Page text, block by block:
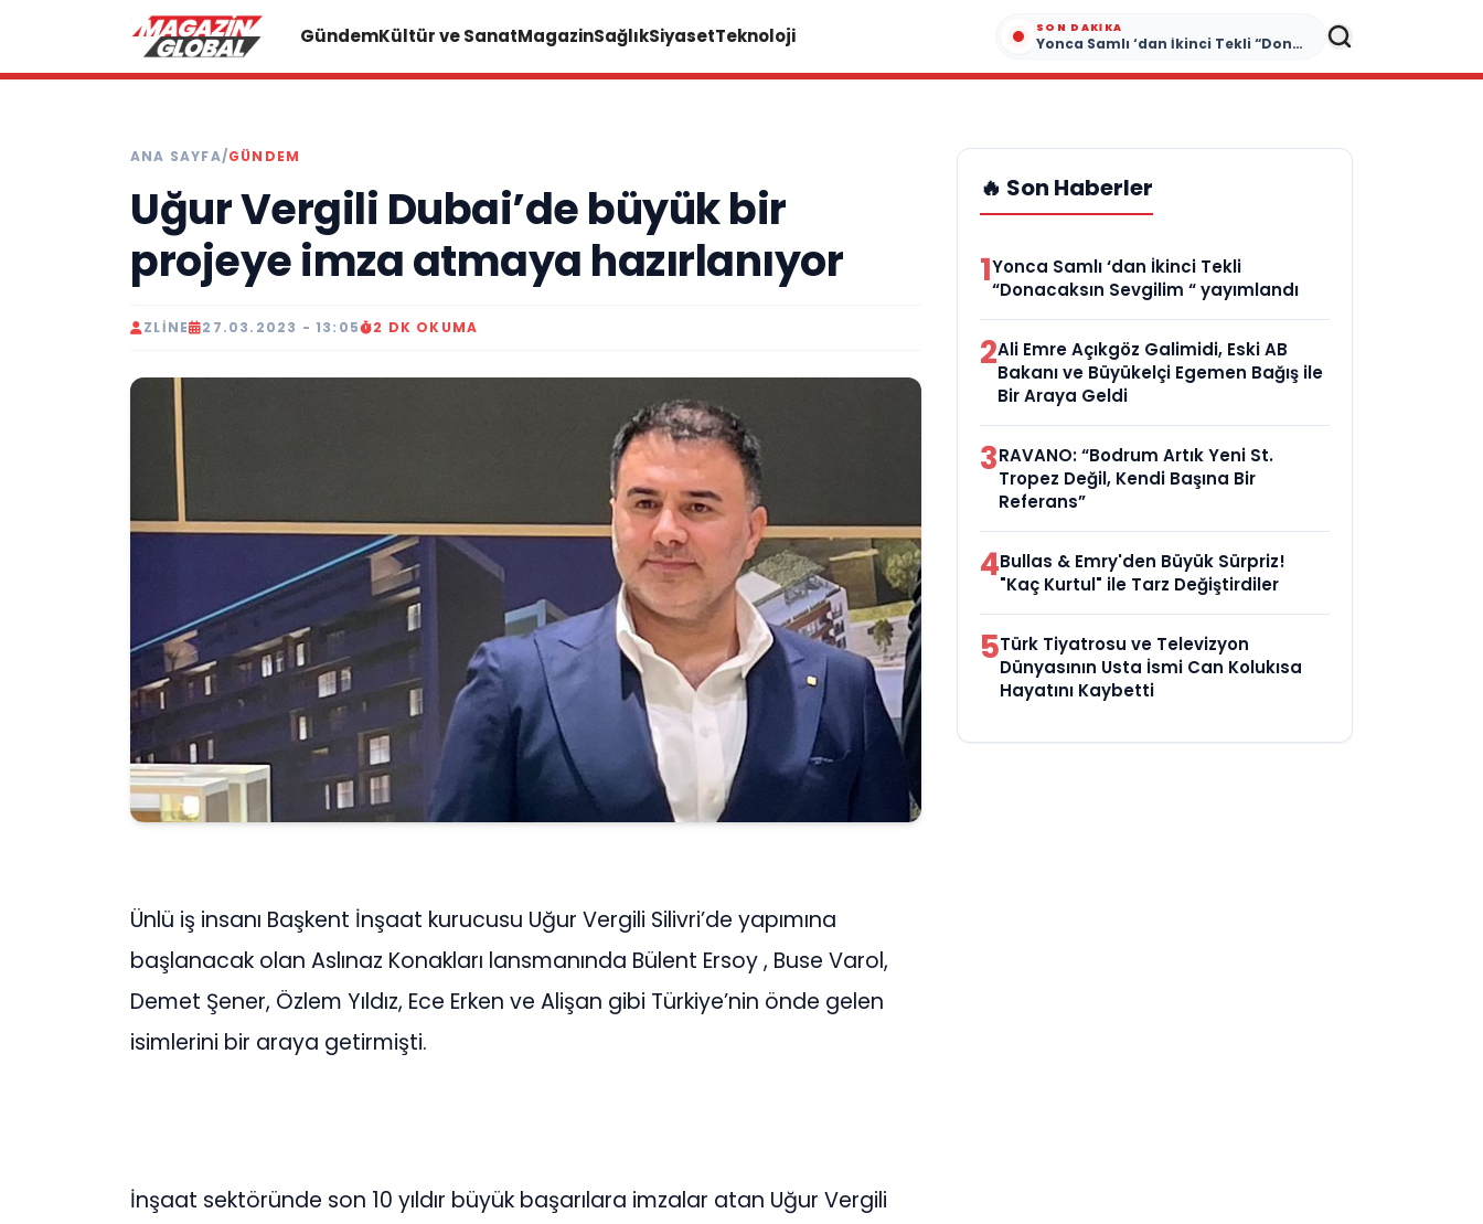
GündemKültür ve SanatMagazinSağlıkSiyasetTeknoloji SON DAKIKA
Yonca Samlı ‘dan İkinci Tekli “Donacaksın Sevgilim “ yayımlandı
ANA SAYFA/GÜNDEM
Uğur Vergili Dubai’de büyük bir
projeye imza atmaya hazırlanıyor
ZLINE 27.03.2023 - 13:05 2 DK OKUMA
Ünlü iş insanı Başkent İnşaat kurucusu Uğur Vergili Silivri’de yapımına
başlanacak olan Aslınaz Konakları lansmanında Bülent Ersoy , Buse Varol,
Demet Şener, Özlem Yıldız, Ece Erken ve Alişan gibi Türkiye’nin önde gelen
isimlerini bir araya getirmişti.
İnşaat sektöründe son 10 yıldır büyük başarılara imzalar atan Uğur Vergili
🔥 Son Haberler
1Yonca Samlı ‘dan İkinci Tekli
“Donacaksın Sevgilim “ yayımlandı
2Ali Emre Açıkgöz Galimidi, Eski AB
Bakanı ve Büyükelçi Egemen Bağış ile
Bir Araya Geldi
3RAVANO: “Bodrum Artık Yeni St.
Tropez Değil, Kendi Başına Bir
Referans”
4Bullas & Emry'den Büyük Sürpriz!
"Kaç Kurtul" ile Tarz Değiştirdiler
5Türk Tiyatrosu ve Televizyon
Dünyasının Usta İsmi Can Kolukısa
Hayatını Kaybetti